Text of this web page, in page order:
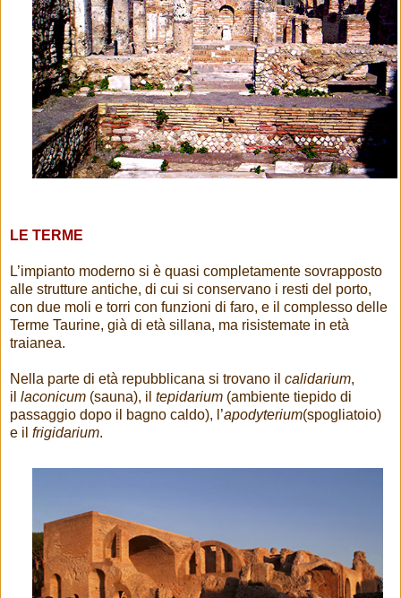
LE TERME
L’impianto moderno si è quasi completamente sovrapposto
alle strutture antiche, di cui si conservano i resti del porto,
con due moli e torri con funzioni di faro, e il complesso delle
Terme Taurine, già di età sillana, ma risistemate in età
traianea.
Nella parte di età repubblicana si trovano il calidarium,
il laconicum (sauna), il tepidarium (ambiente tiepido di
passaggio dopo il bagno caldo), l’apodyterium(spogliatoio)
e il frigidarium.